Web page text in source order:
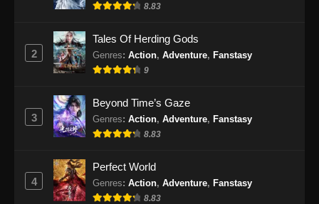
Eps 49 - Supreme Sword God Episode 49
Supreme Sword God Episode 50 Subtitle
Indonesia
Eps 51 - Supreme Sword God Episode 51
Subtitle Indonesia - September 18, 2024
8.83
2
Tales Of Herding Gods
Genres: Action, Adventure, Fanstasy
9
3
Beyond Time’s Gaze
Genres: Action, Adventure, Fanstasy
8.83
4
Perfect World
Genres: Action, Adventure, Fanstasy
8.83